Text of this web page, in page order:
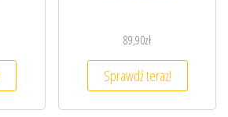
89,90zł
Sprawdź teraz!